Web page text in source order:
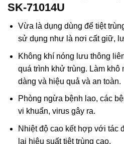
SK-71014U
Vừa là dụng dùng để tiệt
sử dụng như là nơi cất giữ,
Không khí nóng lưu thông
quá trình khử trùng. Làm khô
dàng và hiệu quả và an toàn.
Phòng ngừa bệnh lao, các
vi khuẩn, virus gây ra.
Nhiệt độ cao kết hợp với tác
lại hiệu suất tiệt trùng cao.